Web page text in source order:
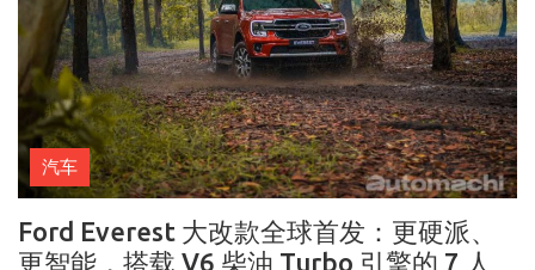
汽车
Ford Everest 大改款全球首发：更硬派、
更智能，搭载 V6 柴油 Turbo 引擎的 7 人